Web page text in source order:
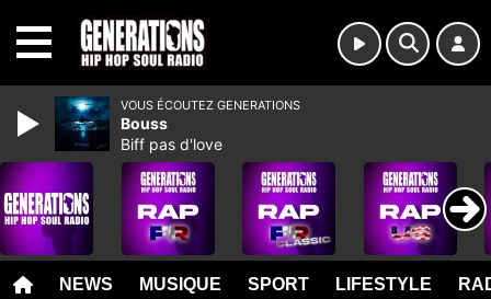
NEWS MUSIQUE SPORT LIFESTYLE
VOUS ÉCOUTEZ GENERATIONS
Bouss
Biff pas d'love